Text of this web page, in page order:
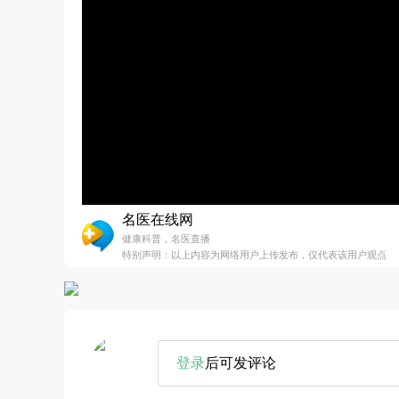
名医在线网
健康科普，名医直播
特别声明：以上内容为网络用户上传发布，仅代表该用户观点
登录后可发评论